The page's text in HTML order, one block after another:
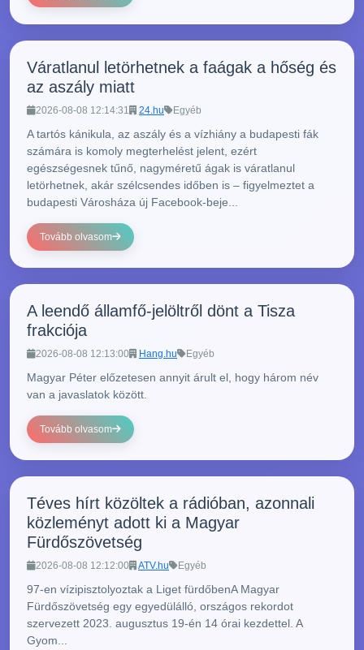
Váratlanul letörhetnek a faágak a hőség és
az aszály miatt
2026-08-08 12:14:31 24.hu Egyéb
A tartós kánikula, az aszály és a vízhiány a budapesti fák
számára is komoly megterhelést jelent, ezért
egészségesnek tűnő, nagyméretű ágak is váratlanul
letörhetnek, akár szélcsendes időben is – figyelmeztet a
budapesti Városháza új Facebook-beje...
Tovább olvasom
A leendő államfő-jelöltről dönt a Tisza
frakciója
2026-08-08 12:13:00 Hang.hu Egyéb
Magyar Péter előzetesen annyit árult el, hogy három név
van a javaslatok között.
Tovább olvasom
Téves hírt közöltek a rádióban, azonnali
közleményt adott ki a Magyar
Fürdőszövetség
2026-08-08 12:12:00 ATV.hu Egyéb
97-en vízipisztolyoztak a Liget fürdőbenA Magyar
Fürdőszövetség egy egyedülálló, országos rekordot
szervezett 2023. augusztus 19-én 14 órai kezdettel. A
Gyom...